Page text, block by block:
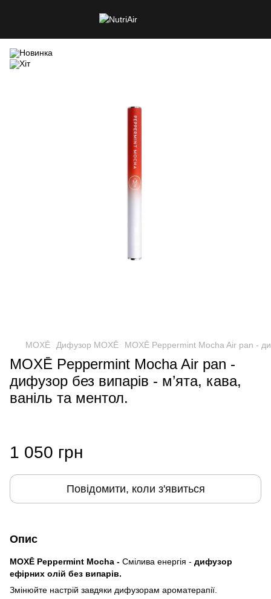
MOXĒ Дифузор MOXĒ MOXĒ Peppermint Mocha Air pan -
MOXĒ Peppermint Mocha Air pan -
дифузор без випарів - м’ята, кава,
ваніль та ментол.
1 050 грн
Повідомити, коли з'явиться
Опис
MOXĒ Peppermint Mocha - Смілива енергія - дифузор
ефірних олій без випарів.
Змінюйте настрій завдяки дифузорам ароматерапії.